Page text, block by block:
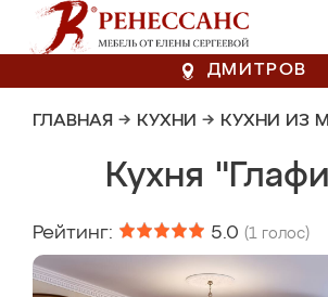
ДМИТРОВ
ГЛАВНАЯ → КУХНИ → КУХНИ ИЗ
Кухня
Рейтинг: 5.0 (1 голос)